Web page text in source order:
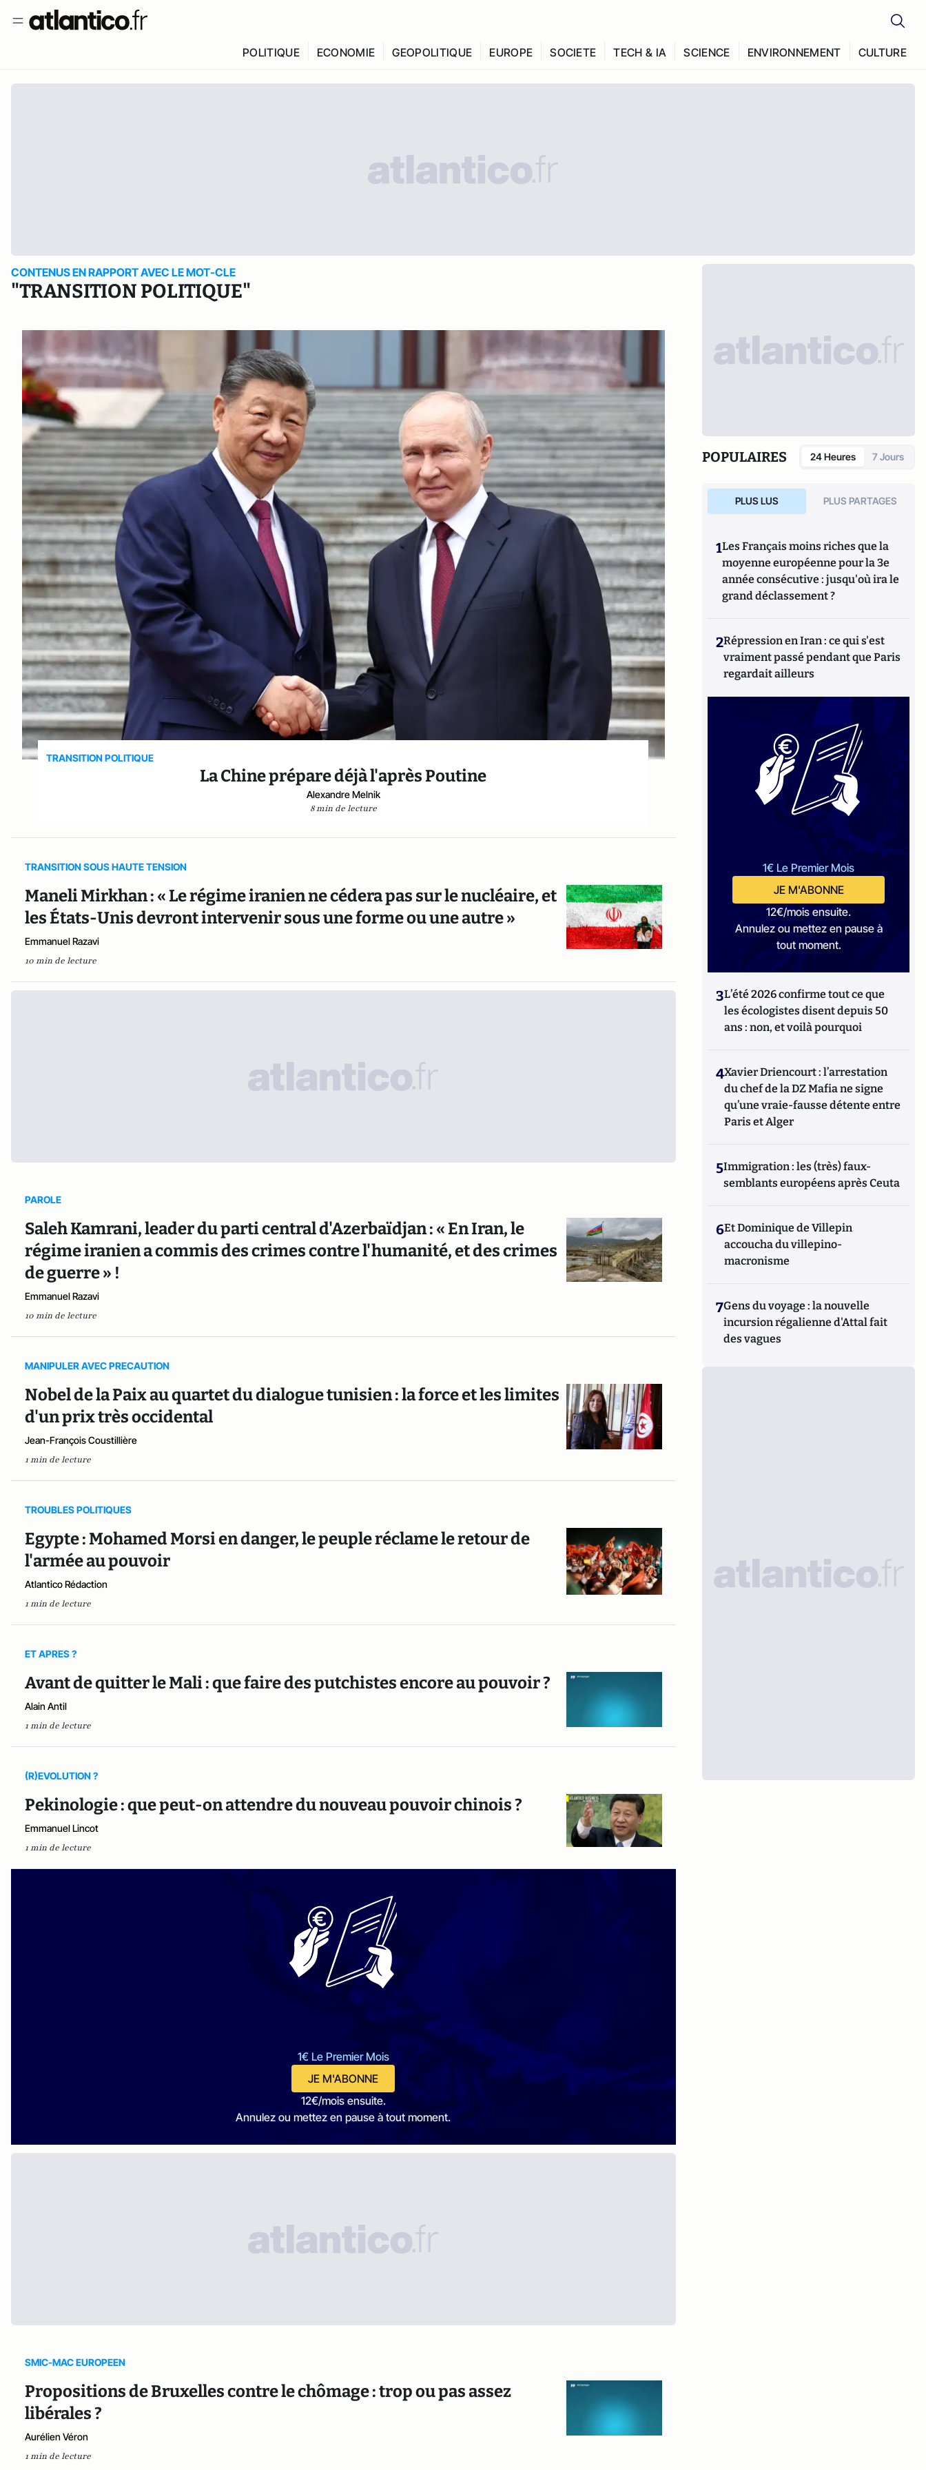
POLITIQUE ECONOMIE GEOPOLITIQUE EUROPE SOCIETE TECH & IA SCIENCE ENVIRONNEMENT CULTURE
CONTENUS EN RAPPORT AVEC LE MOT-CLE
"TRANSITION POLITIQUE"
TRANSITION POLITIQUE
La Chine prépare déjà l'après Poutine
Alexandre Melnik
8 min de lecture
TRANSITION SOUS HAUTE TENSION
Maneli Mirkhan : « Le régime iranien ne cédera pas sur le nucléaire, et
les États-Unis devront intervenir sous une forme ou une autre »
Emmanuel Razavi
10 min de lecture
PAROLE
Saleh Kamrani, leader du parti central d'Azerbaïdjan : « En Iran, le
régime iranien a commis des crimes contre l'humanité, et des crimes
de guerre » !
Emmanuel Razavi
10 min de lecture
MANIPULER AVEC PRECAUTION
Nobel de la Paix au quartet du dialogue tunisien : la force et les limites
d'un prix très occidental
Jean-François Coustillière
1 min de lecture
TROUBLES POLITIQUES
Egypte : Mohamed Morsi en danger, le peuple réclame le retour de
l'armée au pouvoir
Atlantico Rédaction
1 min de lecture
ET APRES ?
Avant de quitter le Mali : que faire des putchistes encore au pouvoir ?
Alain Antil
1 min de lecture
(R)EVOLUTION ?
Pekinologie : que peut-on attendre du nouveau pouvoir chinois ?
Emmanuel Lincot
1 min de lecture
1€ Le Premier Mois
JE M'ABONNE
12€/mois ensuite.
Annulez ou mettez en pause à tout moment.
SMIC-MAC EUROPEEN
Propositions de Bruxelles contre le chômage : trop ou pas assez
libérales ?
Aurélien Véron
1 min de lecture
POPULAIRES 24 Heures 7 Jours
PLUS LUS PLUS PARTAGES
1Les Français moins riches que la
moyenne européenne pour la 3e
année consécutive : jusqu'où ira le
grand déclassement ?
2Répression en Iran : ce qui s'est
vraiment passé pendant que Paris
regardait ailleurs
1€ Le Premier Mois
JE M'ABONNE
12€/mois ensuite.
Annulez ou mettez en pause à
tout moment.
3L’été 2026 confirme tout ce que
les écologistes disent depuis 50
ans : non, et voilà pourquoi
4Xavier Driencourt : l’arrestation
du chef de la DZ Mafia ne signe
qu’une vraie-fausse détente entre
Paris et Alger
5Immigration : les (très) faux-
semblants européens après Ceuta
6Et Dominique de Villepin
accoucha du villepino-
macronisme
7Gens du voyage : la nouvelle
incursion régalienne d'Attal fait
des vagues